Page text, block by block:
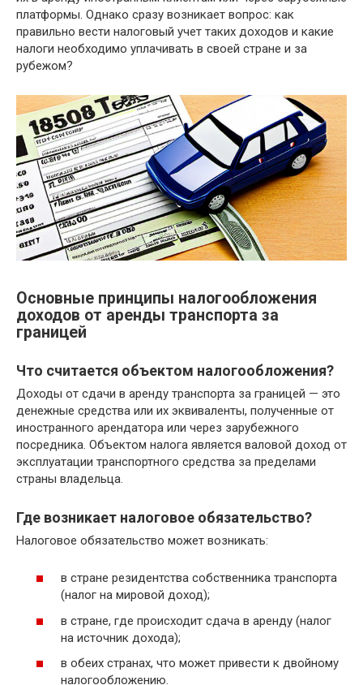
платформы. Однако сразу возникает вопрос: как
правильно вести налоговый учет таких доходов и какие
налоги необходимо уплачивать в своей стране и за
рубежом?
Основные принципы налогообложения
доходов от аренды транспорта за
границей
Что считается объектом налогообложения?
Доходы от сдачи в аренду транспорта за границей — это
денежные средства или их эквиваленты, полученные от
иностранного арендатора или через зарубежного
посредника. Объектом налога является валовой доход от
эксплуатации транспортного средства за пределами
страны владельца.
Где возникает налоговое обязательство?
Налоговое обязательство может возникать:
в стране резидентства собственника транспорта
(налог на мировой доход);
в стране, где происходит сдача в аренду (налог
на источник дохода);
в обеих странах, что может привести к двойному
налогообложению.